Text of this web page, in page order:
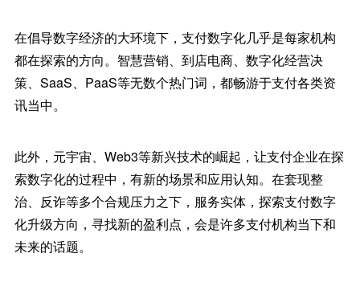
在倡导数字经济的大环境下，支付数字化几乎是每家机构
都在探索的方向。智慧营销、到店电商、数字化经营决
策、SaaS、PaaS等无数个热门词，都畅游于支付各类资
讯当中。
此外，元宇宙、Web3等新兴技术的崛起，让支付企业在探
索数字化的过程中，有新的场景和应用认知。在套现整
治、反诈等多个合规压力之下，服务实体，探索支付数字
化升级方向，寻找新的盈利点，会是许多支付机构当下和
未来的话题。